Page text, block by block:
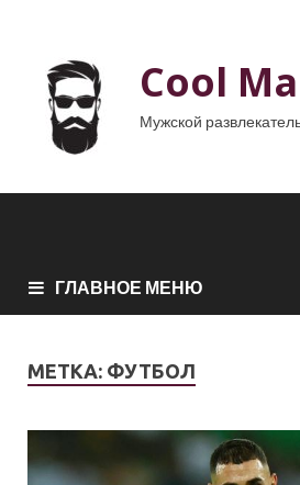
Cool
Мужской
ГЛАВНОЕ МЕНЮ
МЕТКА: ФУТБОЛ